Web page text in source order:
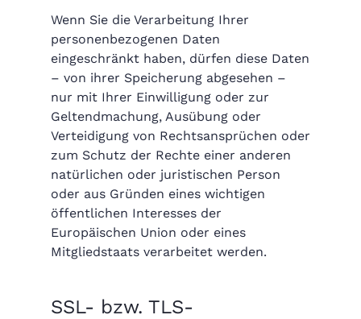
Wenn Sie die Verarbeitung Ihrer
personenbezogenen Daten
eingeschränkt haben, dürfen diese Daten
– von ihrer Speicherung abgesehen –
nur mit Ihrer Einwilligung oder zur
Geltendmachung, Ausübung oder
Verteidigung von Rechtsansprüchen oder
zum Schutz der Rechte einer anderen
natürlichen oder juristischen Person
oder aus Gründen eines wichtigen
öffentlichen Interesses der
Europäischen Union oder eines
Mitgliedstaats verarbeitet werden.
SSL- bzw. TLS-